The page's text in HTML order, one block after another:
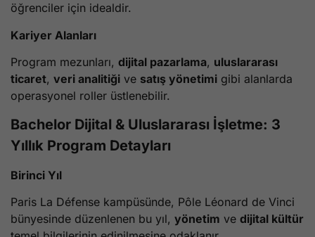
öğrenciler için idealdir.
Kariyer Alanları
Program mezunları, dijital pazarlama, uluslararası
ticaret, veri analitiği ve satış yönetimi gibi alanlarda
operasyonel roller üstlenebilir.
Bachelor Dijital & Uluslararası İşletme: 3
Yıllık Program Detayları
Birinci Yıl
Paris La Défense kampüsünde, Pôle Léonard de Vinci
bünyesinde düzenlenen bu yıl, yönetim ve dijital kültür